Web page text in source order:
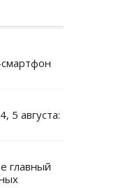
5 августа:
главный